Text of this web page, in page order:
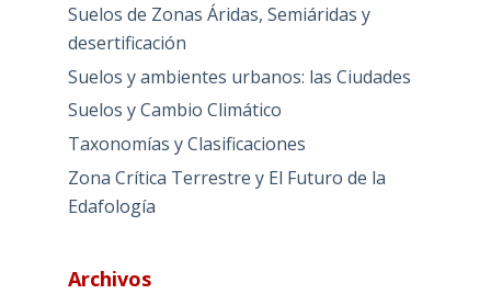
Suelos de Zonas Áridas, Semiáridas y
desertificación
Suelos y ambientes urbanos: las Ciudades
Suelos y Cambio Climático
Taxonomías y Clasificaciones
Zona Crítica Terrestre y El Futuro de la
Edafología
Archivos